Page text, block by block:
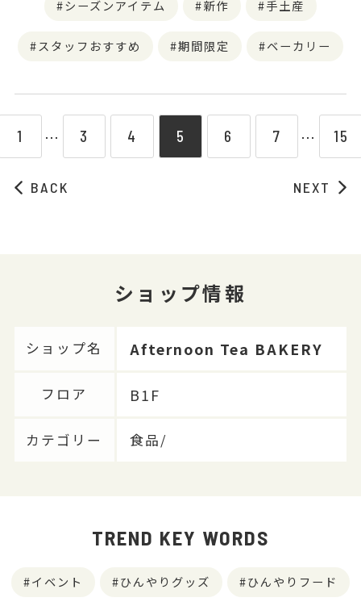
シーズンアイテム 新作 手土産
スタッフおすすめ 期間限定 ベーカリー
BACK
1 ⋯ 3 4 5 6 7 ⋯ 15
NEXT
ショップ情報
ショップ名 Afternoon Tea BAKERY
フロア B1F
カテゴリー 食品/
TREND KEY WORDS
イベント ひんやりグッズ ひんやりフード